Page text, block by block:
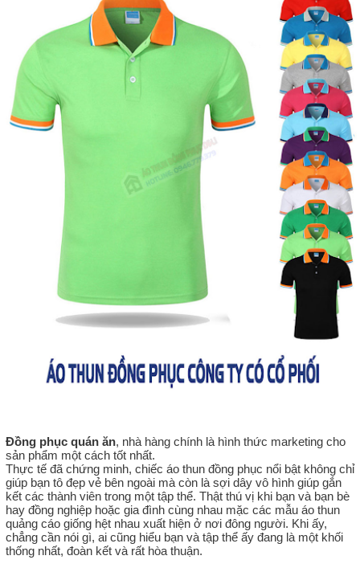
Đồng phục quán ăn, nhà hàng chính là hình thức marketing cho
sản phẩm một cách tốt nhất.
Thực tế đã chứng minh, chiếc áo thun đồng phục nổi bật không chỉ
giúp bạn tô đẹp vẻ bên ngoài mà còn là sợi dây vô hình giúp gắn
kết các thành viên trong một tập thể. Thật thú vị khi bạn và bạn bè
hay đồng nghiệp hoặc gia đình cùng nhau mặc các mẫu áo thun
quảng cáo giống hệt nhau xuất hiện ở nơi đông người. Khi ấy,
chẳng cần nói gì, ai cũng hiểu bạn và tập thể ấy đang là một khối
thống nhất, đoàn kết và rất hòa thuận.